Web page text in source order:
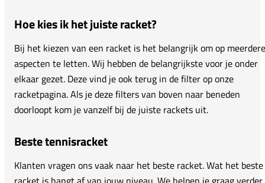
Hoe kies ik het juiste racket?
Bij het kiezen van een racket is het belangrijk om op meerdere
aspecten te letten. Wij hebben de belangrijkste voor je onder
elkaar gezet. Deze vind je ook terug in de filter op onze
racketpagina. Als je deze filters van boven naar beneden
doorloopt kom je vanzelf bij de juiste rackets uit.
Beste tennisracket
Klanten vragen ons vaak naar het beste racket. Wat het beste